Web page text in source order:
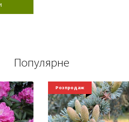
Популярне
Розпродаж